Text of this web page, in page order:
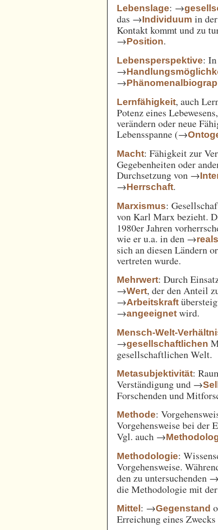
Lebenslage: →
das →Individuum in
Kontakt kommt und zu
→Position.
Lebensperspektive:
→
→
Lernfähigkeit, auch
Potenz eines
verändern oder neue
Lebensspanne (→
Macht: Fähigkeit zur
Gegebenheiten oder
Durchsetzung von →
→Herrschaft.
Marxismus:
von Karl Marx bezieht.
1980er Jahren
wie er u.a. in den →
sich an diesen Ländern
vertreten wurde.
Mehrwert: Durch
→Wert, der den Anteil
→Arbeitskraft
→angeeignet wird.
Mensch-Welt-
→gesellschaftlichen
gesellschaftlichen Welt.
Metasubjektivität:
Verständigung und →
Forschenden und
Methode:
Vorgehensweise bei der
Vgl. auch →
Methodologie:
Vorgehensweise.
den zu untersuchenden
die Methodologie mit
Mittel: →Gegenstand
Erreichung eines